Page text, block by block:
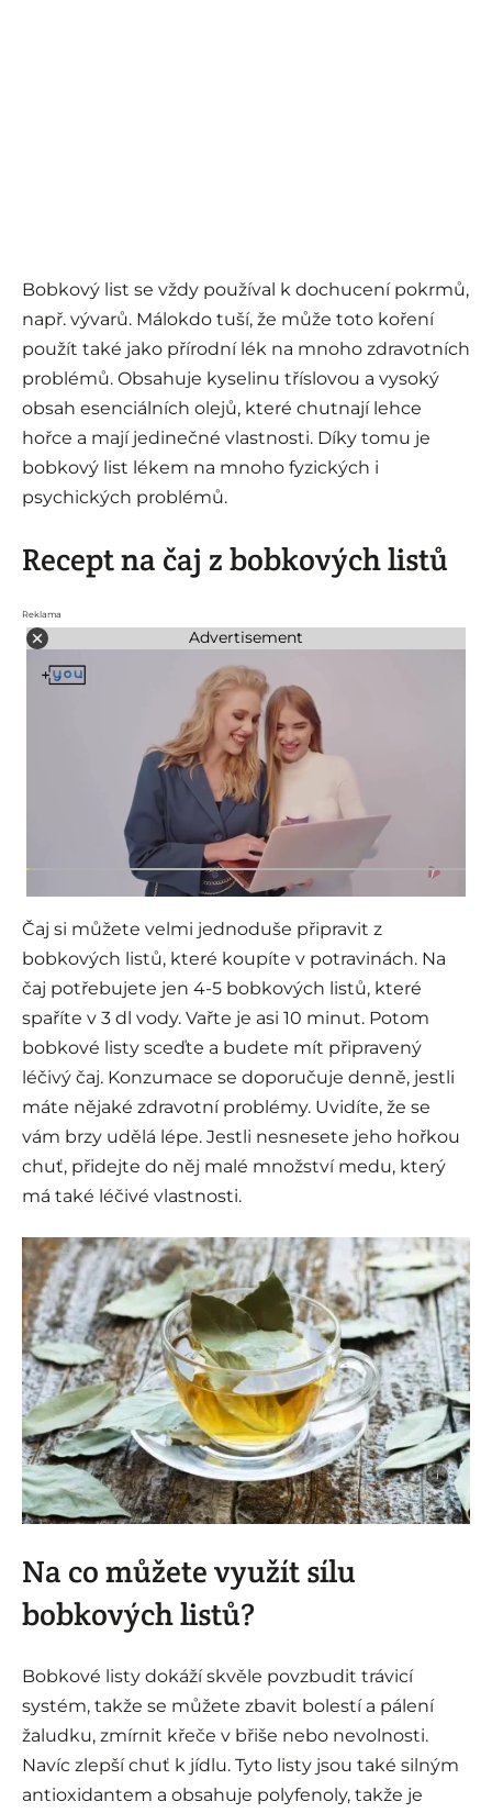
Bobkový list se vždy používal k dochucení pokrmů,
např. vývarů. Málokdo tuší, že může toto koření
použít také jako přírodní lék na mnoho zdravotních
problémů. Obsahuje kyselinu tříslovou a vysoký
obsah esenciálních olejů, které chutnají lehce
hořce a mají jedinečné vlastnosti. Díky tomu je
bobkový list lékem na mnoho fyzických i
psychických problémů.
Recept na čaj z bobkových listů
Reklama
Advertisement
Čaj si můžete velmi jednoduše připravit z
bobkových listů, které koupíte v potravinách. Na
čaj potřebujete jen 4-5 bobkových listů, které
spaříte v 3 dl vody. Vařte je asi 10 minut. Potom
bobkové listy sceďte a budete mít připravený
léčivý čaj. Konzumace se doporučuje denně, jestli
máte nějaké zdravotní problémy. Uvidíte, že se
vám brzy udělá lépe. Jestli nesnesete jeho hořkou
chuť, přidejte do něj malé množství medu, který
má také léčivé vlastnosti.
i
Na co můžete využít sílu
bobkových listů?
Bobkové listy dokáží skvěle povzbudit trávicí
systém, takže se můžete zbavit bolestí a pálení
žaludku, zmírnit křeče v břiše nebo nevolnosti.
Navíc zlepší chuť k jídlu. Tyto listy jsou také silným
antioxidantem a obsahuje polyfenoly, takže je